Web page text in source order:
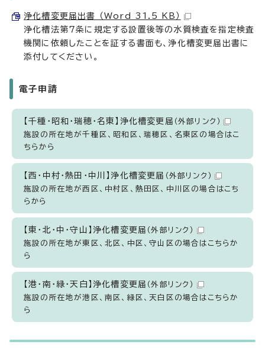
浄化槽変更届出書 （Word 31.5 KB）
浄化槽法第7条に規定する設置後等の水質検査を指定検査
機関に依頼したことを証する書面も、浄化槽変更届出書に
添付してください。
電子申請
【千種・昭和・瑞穂・名東】浄化槽変更届 （外部リンク）
施設の所在地が千種区、昭和区、瑞穂区、名東区の場合はこ
ちらから
【西・中村・熱田・中川】浄化槽変更届 （外部リンク）
施設の所在地が西区、中村区、熱田区、中川区の場合はこち
らから
【東・北・中・守山】浄化槽変更届 （外部リンク）
施設の所在地が東区、北区、中区、守山区の場合はこちらか
ら
【港・南・緑・天白】浄化槽変更届 （外部リンク）
施設の所在地が港区、南区、緑区、天白区の場合はこちらか
ら